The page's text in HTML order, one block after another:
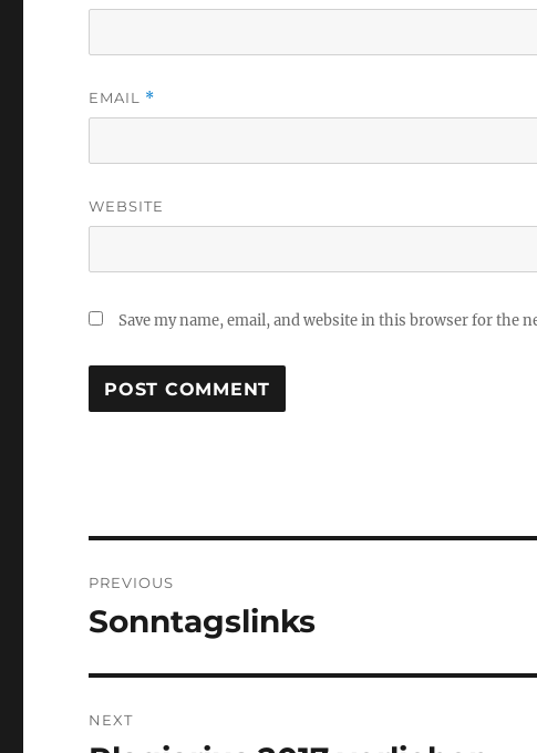
EMAIL *
WEBSITE
Save my name, email, and website in this browser for the
navigation
PREVIOUS
Previous
Sonntagslinks
NEXT